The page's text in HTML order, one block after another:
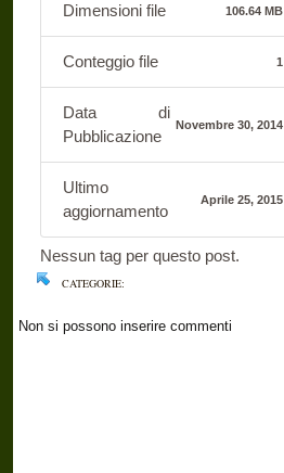
Dimensioni file 106.64 MB
Conteggio file 1
Data di
Pubblicazione
Novembre 30, 2014
Ultimo
aggiornamento
Aprile 25, 2015
Nessun tag per questo post.
CATEGORIE:
Non si possono inserire commenti